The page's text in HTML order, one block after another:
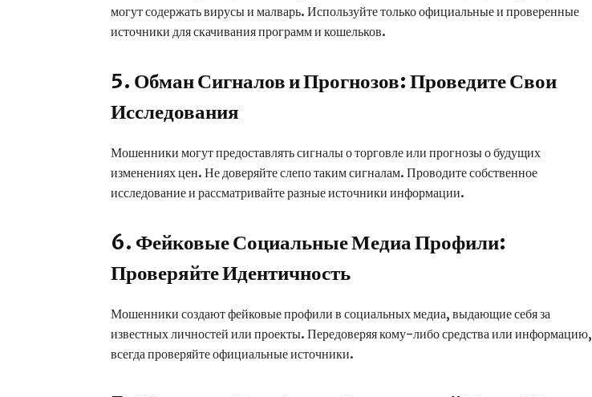
могут содержать вирусы и малварь. Используйте только официальные и проверенные
источники для скачивания программ и кошельков.
5. Обман Сигналов и Прогнозов: Проведите Свои
Исследования
Мошенники могут предоставлять сигналы о торговле или прогнозы о будущих
изменениях цен. Не доверяйте слепо таким сигналам. Проводите собственное
исследование и рассматривайте разные источники информации.
6. Фейковые Социальные Медиа Профили:
Проверяйте Идентичность
Мошенники создают фейковые профили в социальных медиа, выдающие себя за
известных личностей или проекты. Передоверяя кому-либо средства или информацию,
всегда проверяйте официальные источники.